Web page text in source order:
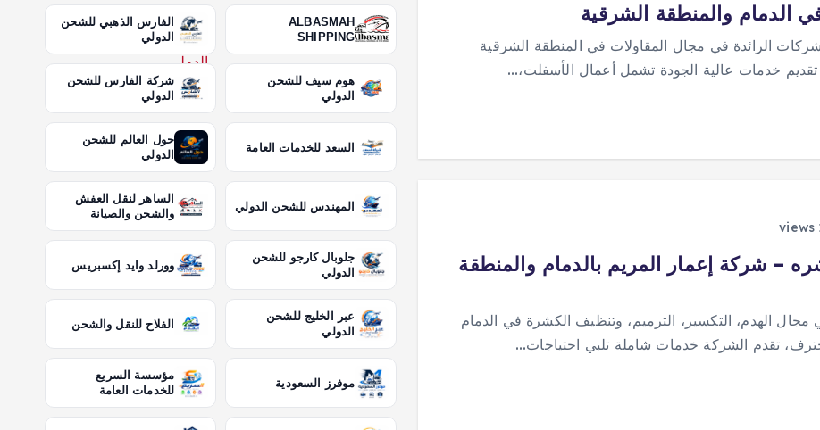
الدمام والمنطقة الشرقية
الرائدة في مجال المقاولات في المنطقة الشرقية
تقديم خدمات عالية الجودة تشمل أعمال الأسفلت،…
– شركة إعمار المريم بالدمام والمنطقة
الهدم، التكسير، الترميم، وتنظيف الكشرة في الدمام
تقدم الشركة خدمات شاملة تلبي احتياجات…
ALBASMAH
SHIPPING
الفارس الذهبي للشحن
الدولي
هوم سيف للشحن
الدولي
شركة الفارس للشحن
الدولي
السعد للخدمات العامة
حول العالم للشحن
الدولي
المهندس للشحن الدولي
الساهر لنقل العفش
والشحن والصيانة
جلوبال كارجو للشحن
الدولي
وورلد وايد إكسبريس
عبر الخليج للشحن
الدولي
الفلاح للنقل والشحن
موفرز السعودية
مؤسسة السريع
للخدمات العامة